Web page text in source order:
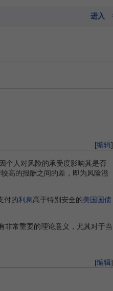
[编辑]
个人对风险的承受度影响其是否
高的报酬之间的差，即为风险溢
付的利息高于特别安全的美国国债
非常重要的理论意义，尤其对于当
[编辑]